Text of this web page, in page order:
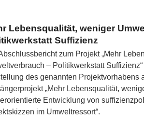
Lebensqualität, weniger
Suffizienz
zum Projekt „Mehr
– Politikwerkstatt
des genannten Projektvorhabens
„Mehr Lebensqualität,
Entwicklung von
im Umweltressort“.